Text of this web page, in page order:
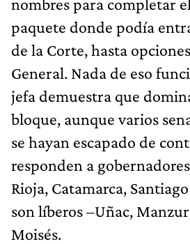
paquete donde podía
de la Corte, hasta
General. Nada de eso
jefa demuestra que
bloque, aunque varios
se hayan escapado de
responden a
Rioja, Catamarca,
son líberos –Uñac,
Moisés.